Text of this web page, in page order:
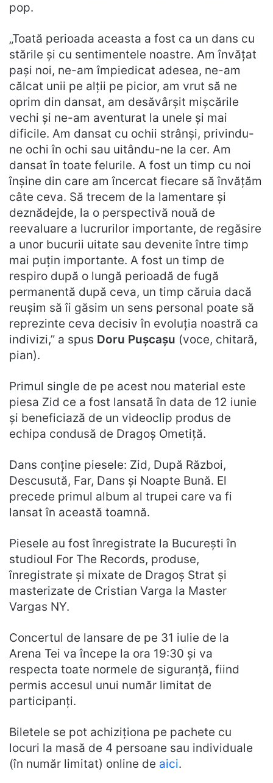
pop.
„Toată perioada aceasta a fost ca un dans cu
stările și cu sentimentele noastre. Am învățat
pași noi, ne-am împiedicat adesea, ne-am
călcat unii pe alții pe picior, am vrut să ne
oprim din dansat, am desăvârșit mișcările
vechi și ne-am aventurat la unele și mai
dificile. Am dansat cu ochii strânși, privindu-
ne ochi în ochi sau uitându-ne la cer. Am
dansat în toate felurile. A fost un timp cu noi
înșine din care am încercat fiecare să învățăm
câte ceva. Să trecem de la lamentare și
deznădejde, la o perspectivă nouă de
reevaluare a lucrurilor importante, de regăsire
a unor bucurii uitate sau devenite între timp
mai puțin importante. A fost un timp de
respiro după o lungă perioadă de fugă
permanentă după ceva, un timp căruia dacă
reușim să îi găsim un sens personal poate să
reprezinte ceva decisiv în evoluția noastră ca
indivizi,” a spus Doru Pușcașu (voce, chitară,
pian).
Primul single de pe acest nou material este
piesa Zid ce a fost lansată în data de 12 iunie
și beneficiază de un videoclip produs de
echipa condusă de Dragoș Ometiță.
Dans conține piesele: Zid, După Război,
Descusută, Far, Dans și Noapte Bună. El
precede primul album al trupei care va fi
lansat în această toamnă.
Piesele au fost înregistrate la București în
studioul For The Records, produse,
înregistrate și mixate de Dragoș Strat și
masterizate de Cristian Varga la Master
Vargas NY.
Concertul de lansare de pe 31 iulie de la
Arena Tei va începe la ora 19:30 și va
respecta toate normele de siguranță, fiind
permis accesul unui număr limitat de
participanți.
Biletele se pot achiziționa pe pachete cu
locuri la masă de 4 persoane sau individuale
(în număr limitat) online de aici.